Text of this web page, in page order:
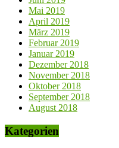
Mai 2019
April 2019
März 2019
Februar 2019
Januar 2019
Dezember 2018
November 2018
Oktober 2018
September 2018
August 2018
Kategorien